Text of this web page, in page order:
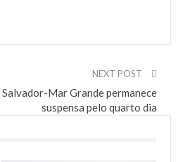
NEXT POST
Mar Grande permanece
suspensa pelo quarto dia